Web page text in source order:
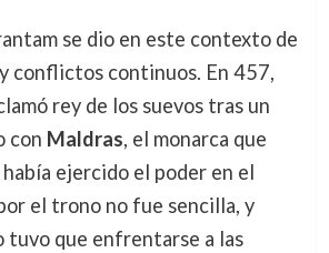
se dio en este contexto de
conflictos continuos. En 457,
rey de los suevos tras un
con Maldras, el monarca que
ejercido el poder en el
el trono no fue sencilla, y
tuvo que enfrentarse a las